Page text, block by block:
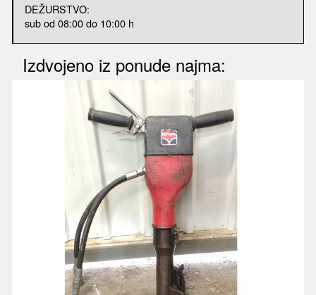
DEŽURSTVO:
sub od 08:00 do 10:00 h
Izdvojeno iz ponude najma: